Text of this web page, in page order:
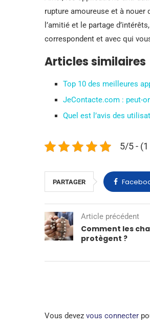
rupture amoureuse et à
l’amitié et le partage
correspondent et avec qui
Articles similaires
Top 10 des meilleures
JeContacte.com : peut-
Quel est l’avis des
5/5 -
PARTAGER
Article précédent
Comment les
protègent ?
Vous devez vous connecter